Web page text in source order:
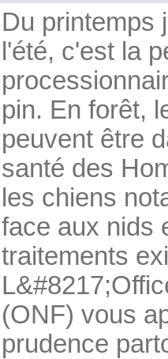
Du printemps
l'été, c'est la
pin. En forêt,
peuvent être
santé des
les chiens
face aux nids
traitements
(ONF) vous
prudence